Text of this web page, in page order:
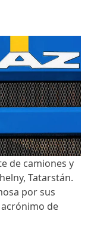
de camiones y
Tatarstán.
por sus
de